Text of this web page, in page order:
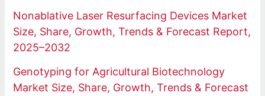
Nonablative Laser Resurfacing Devices Market
Size, Share, Growth, Trends & Forecast Report,
2025–2032
Genotyping for Agricultural Biotechnology
Market Size, Share, Growth, Trends & Forecast